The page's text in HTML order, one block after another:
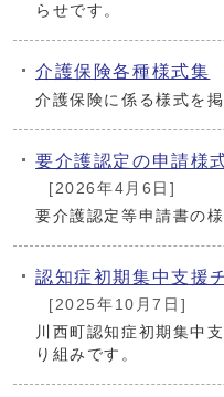
らせです。
介護保険各種様式集
介護保険に係る様式を掲
要介護認定の申請様
[2026年4月6日]
要介護認定等申請書の
認知症初期集中支援
[2025年10月7日]
川西町認知症初期集中
り組みです。